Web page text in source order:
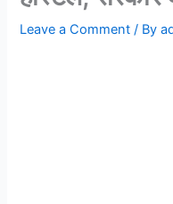
Leave a Comment / By